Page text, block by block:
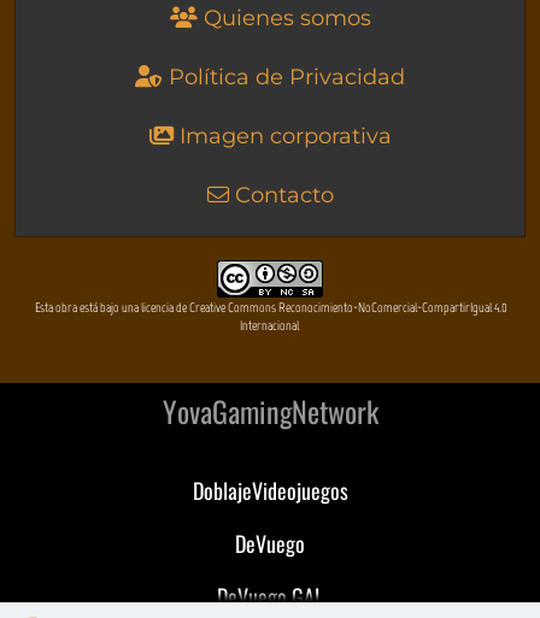
Quienes somos
Política de Privacidad
Imagen corporativa
Contacto
Esta obra está bajo una licencia de Creative Commons Reconocimiento-NoComercial-CompartirIgual 4.0
Internacional
YovaGamingNetwork
DoblajeVideojuegos
DeVuego
DeVuego GAL